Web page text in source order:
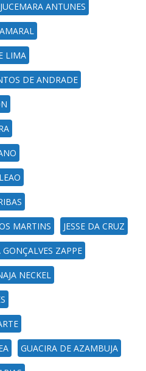
JUCEMARA ANTUNES
LIMA
DE ANDRADE
MARTINS JESSE DA CRUZ
GONÇALVES ZAPPE
NECKEL
GUACIRA DE AZAMBUJA